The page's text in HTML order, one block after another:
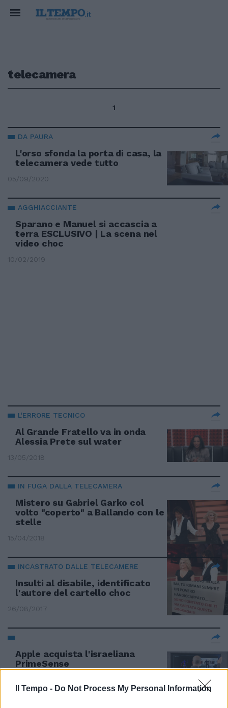
Il Tempo - Do Not Process My Personal Information
telecamera
1
DA PAURA
L'orso sfonda la porta di casa, la
telecamera vede tutto
05/09/2020
AGGHIACCIANTE
Sparano e Manuel si accascia a
terra ESCLUSIVO | La scena nel
video choc
10/02/2019
L'ERRORE TECNICO
Al Grande Fratello va in onda
Alessia Prete sul water
13/05/2018
IN FUGA DALLA TELECAMERA
Mistero su Gabriel Garko col
volto "coperto" a Ballando con le
stelle
15/04/2018
INCASTRATO DALLE TELECAMERE
Insulti al disabile, identificato
l'autore del cartello choc
26/08/2017
Apple acquista l'israeliana
PrimeSense